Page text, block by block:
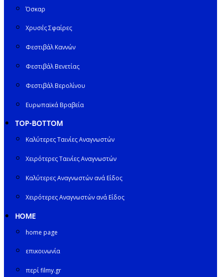
Όσκαρ
Χρυσές Σφαίρες
Φεστιβάλ Καννών
Φεστιβάλ Βενετίας
Φεστιβάλ Βερολίνου
Ευρωπαϊκά Βραβεία
TOP-BOTTOM
Καλύτερες Ταινίες Αναγνωστών
Χειρότερες Ταινίες Αναγνωστών
Καλύτερες Αναγνωστών ανά Είδος
Χειρότερες Αναγνωστών ανά Είδος
HOME
home page
επικοινωνία
περί filmy.gr